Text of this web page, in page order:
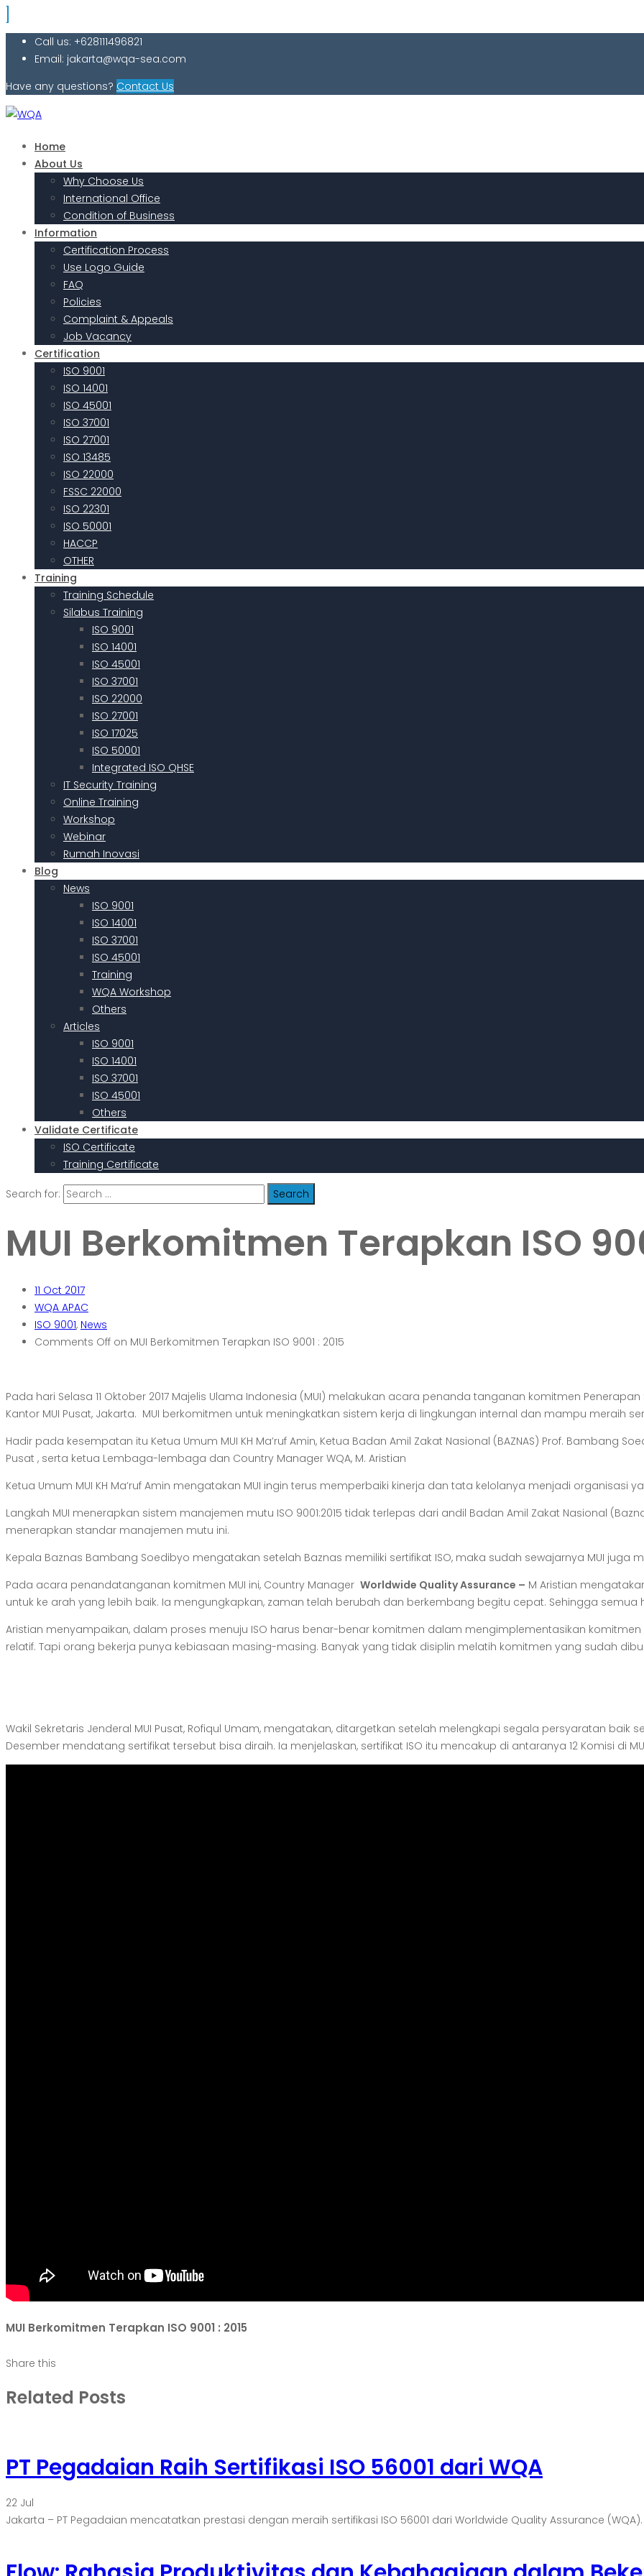
Call us: +628111496821
Email: jakarta@wqa-sea.com
Have any questions? Contact Us
Home
About Us
Why Choose Us
International Office
Condition of Business
Information
Certification Process
Use Logo Guide
FAQ
Policies
Complaint & Appeals
Job Vacancy
Certification
ISO 9001
ISO 14001
ISO 45001
ISO 37001
ISO 27001
ISO 13485
ISO 22000
FSSC 22000
ISO 22301
ISO 50001
HACCP
OTHER
Training
Training Schedule
Silabus Training
ISO 9001
ISO 14001
ISO 45001
ISO 37001
ISO 22000
ISO 27001
ISO 17025
ISO 50001
Integrated ISO QHSE
IT Security Training
Online Training
Workshop
Webinar
Rumah Inovasi
Blog
News
ISO 9001
ISO 14001
ISO 37001
ISO 45001
Training
WQA Workshop
Others
Articles
ISO 9001
ISO 14001
ISO 37001
ISO 45001
Others
Validate Certificate
ISO Certificate
Training Certificate
Search for:
MUI Berkomitmen Terapkan ISO
11 Oct 2017
WQA APAC
ISO 9001, News
Comments Off on MUI Berkomitmen Terapkan ISO 9001 : 2015
Pada hari Selasa 11 Oktober 2017 Majelis Ulama Indonesia (MUI) melakukan acara penanda tanganan komitmen Penerapan
Kantor MUI Pusat, Jakarta. MUI berkomitmen untuk meningkatkan sistem kerja di lingkungan internal dan mampu meraih
Hadir pada kesempatan itu Ketua Umum MUI KH Ma’ruf Amin, Ketua Badan Amil Zakat Nasional (BAZNAS) Prof. Bambang
Pusat , serta ketua Lembaga-lembaga dan Country Manager WQA, M. Aristian
Ketua Umum MUI KH Ma’ruf Amin mengatakan MUI ingin terus memperbaiki kinerja dan tata kelolanya menjadi organisasi
Langkah MUI menerapkan sistem manajemen mutu ISO 9001:2015 tidak terlepas dari andil Badan Amil Zakat Nasional
menerapkan standar manajemen mutu ini.
Kepala Baznas Bambang Soedibyo mengatakan setelah Baznas memiliki sertifikat ISO, maka sudah sewajarnya MUI juga
Pada acara penandatanganan komitmen MUI ini, Country Manager Worldwide Quality Assurance – M Aristian
untuk ke arah yang lebih baik. Ia mengungkapkan, zaman telah berubah dan berkembang begitu cepat. Sehingga
Aristian menyampaikan, dalam proses menuju ISO harus benar-benar komitmen dalam mengimplementasikan
relatif. Tapi orang bekerja punya kebiasaan masing-masing. Banyak yang tidak disiplin melatih komitmen yang sudah
Wakil Sekretaris Jenderal MUI Pusat, Rofiqul Umam, mengatakan, ditargetkan setelah melengkapi segala persyaratan
Desember mendatang sertifikat tersebut bisa diraih. Ia menjelaskan, sertifikat ISO itu mencakup di antaranya 12 Komisi di
MUI Berkomitmen Terapkan ISO 9001 : 2015
Share this
Related Posts
PT Pegadaian Raih Sertifikasi ISO 56001 dari WQA
22 Jul
Jakarta – PT Pegadaian mencatatkan prestasi dengan meraih sertifikasi ISO 56001 dari Worldwide Quality Assurance